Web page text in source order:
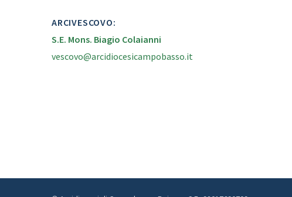
ARCIVESCOVO:
S.E. Mons. Biagio Colaianni
vescovo@arcidiocesicampobasso.it